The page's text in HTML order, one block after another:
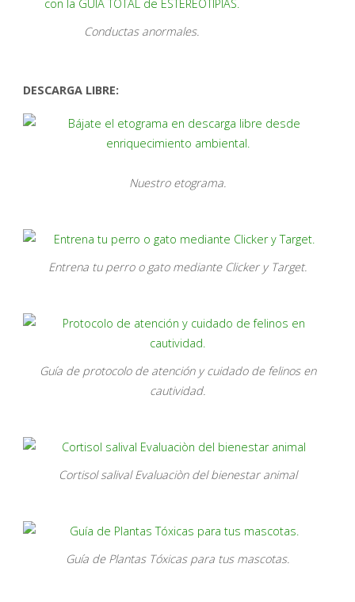
Conductas anormales.
DESCARGA LIBRE:
Nuestro etograma.
Entrena tu perro o gato mediante Clicker y Target.
Guía de protocolo de atención y cuidado de felinos en
cautividad.
Cortisol salival Evaluaciòn del bienestar animal
Guía de Plantas Tóxicas para tus mascotas.